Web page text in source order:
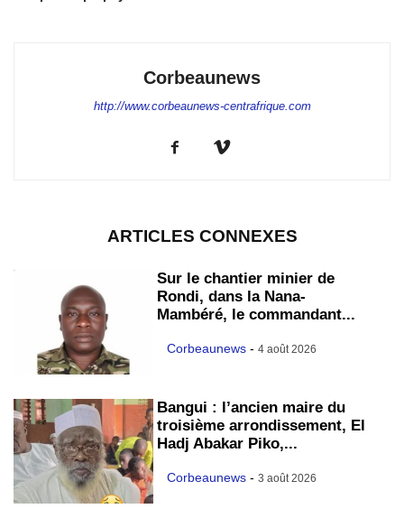
Corbeaunews
http://www.corbeaunews-centrafrique.com
ARTICLES CONNEXES
Sur le chantier minier de
Rondi, dans la Nana-
Mambéré, le commandant...
Corbeaunews - 4 août 2026
Bangui : l’ancien maire du
troisième arrondissement, El
Hadj Abakar Piko,...
Corbeaunews - 3 août 2026